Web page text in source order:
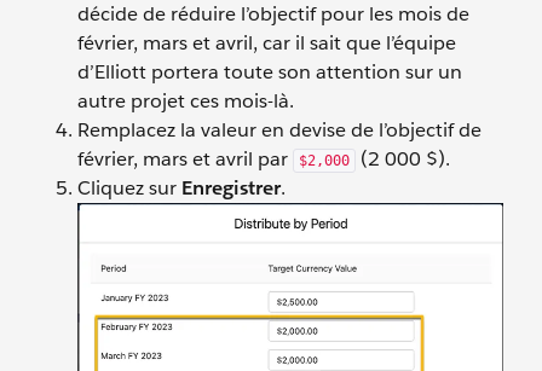
décide de réduire l’objectif pour les mois de
février, mars et avril, car il sait que l’équipe
d’Elliott portera toute son attention sur un
autre projet ces mois-là.
Remplacez la valeur en devise de l’objectif de
février, mars et avril par
$2,000
(2 000 $).
Cliquez sur Enregistrer.